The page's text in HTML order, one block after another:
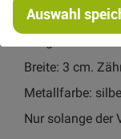
Auswahl
schönen
Breite: 3 cm.
Metallfarbe:
Nur solange der